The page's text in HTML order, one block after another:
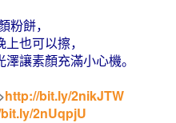
餅，
也可以擦，
讓素顏充滿小心機。
http://bit.ly/2nikJTW
2nUqpjU